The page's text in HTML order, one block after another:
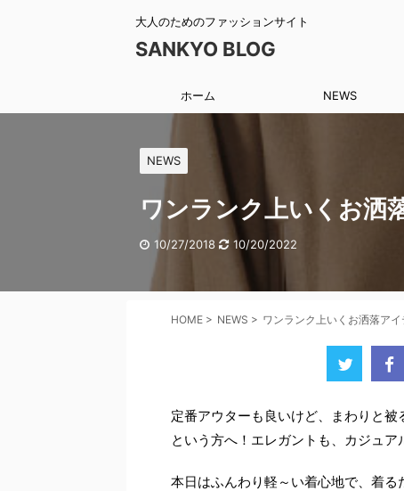
大人のためのファッションサイト
SANKYO BLOG
ホーム NEWS
NEWS
ワンランク上いくお洒
10/27/2018 10/20/2022
HOME > NEWS > ワンランク上いくお洒落ア
定番アウターも良いけど、まわりと被
という方へ！エレガントも、カジュ
本日はふんわり軽～い着心地で、着